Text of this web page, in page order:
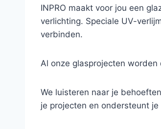
INPRO maakt voor jou een
verlichting. Speciale UV-
verbinden.
Al onze glasprojecten
We luisteren naar je
je projecten en ondersteunt